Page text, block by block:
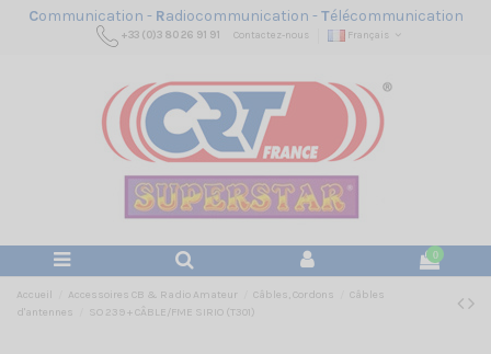
Communication - Radiocommunication -Télécommunication
+33 (0)3 80 26 91 91 Contactez-nous Français
0
Accueil Accessoires CB & Radio Amateur Câbles, Cordons
Câbles
d'antennes
SO 239 + CÂBLE/FME SIRIO (T301)